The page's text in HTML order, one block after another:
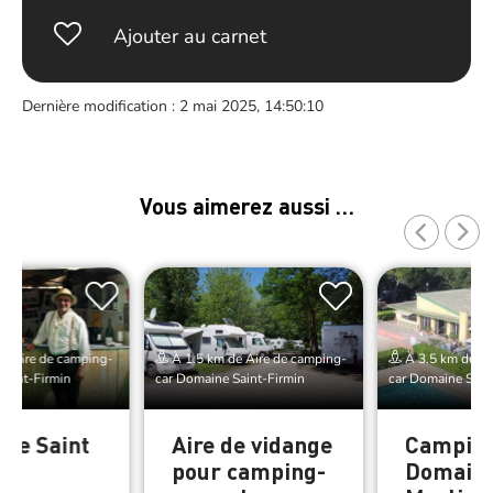
Ajouter au carnet
Dernière modification : 2 mai 2025, 14:50:10
Vous aimerez aussi …
Aire de camping-
Firmin
Saint
À 1.5 km de Aire de camping-
car Domaine Saint-Firmin
Aire de vidange
pour camping-
À 3.5 km de
car Domaine